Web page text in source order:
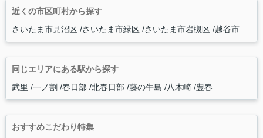
近くの市区町村から探す
さいたま市見沼区 さいたま市緑区 さいたま市岩槻区 越谷市
同じエリアにある駅から探す
武里
一ノ割 春日部 北春日部 藤の牛島 八木崎 豊春
おすすめこだわり特集